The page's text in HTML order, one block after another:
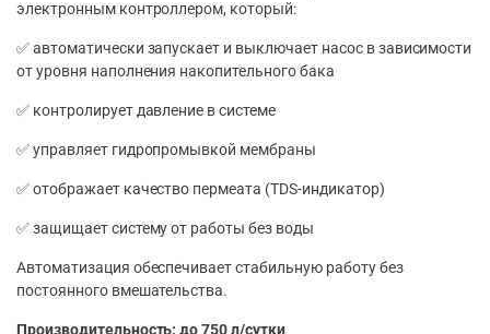
электронным контроллером, который:
✅ автоматически запускает и выключает насос в зависимости
от уровня наполнения накопительного бака
✅ контролирует давление в системе
✅ управляет гидропромывкой мембраны
✅ отображает качество пермеата (TDS-индикатор)
✅ защищает систему от работы без воды
Автоматизация обеспечивает стабильную работу без
постоянного вмешательства.
Производительность: до 750 л/сутки